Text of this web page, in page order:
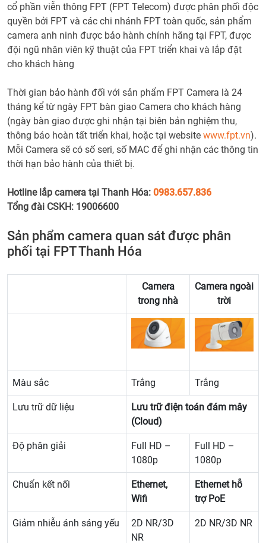
cổ phần viễn thông FPT (FPT Telecom) được phân phối độc
quyền bởi FPT và các chi nhánh FPT toàn quốc, sản phẩm
camera anh ninh được bảo hành chính hãng tại FPT, được
đội ngũ nhân viên kỹ thuật của FPT triển khai và lắp đặt
cho khách hàng
Thời gian bảo hành đối với sản phẩm FPT Camera là 24
tháng kể từ ngày FPT bàn giao Camera cho khách hàng
(ngày bàn giao được ghi nhận tại biên bản nghiệm thu,
thông báo hoàn tất triển khai, hoặc tại website www.fpt.vn).
Mỗi Camera sẽ có số seri, số MAC để ghi nhận các thông tin
thời hạn bảo hành của thiết bị.
Hotline lắp camera tại Thanh Hóa: 0983.657.836
Tổng đài CSKH: 19006600
Sản phẩm camera quan sát được phân
phối tại FPT Thanh Hóa
Camera
trong nhà
Camera ngoài
trời
Màu sắc Trắng Trắng
Lưu trữ dữ liệu
Lưu trữ điện toán đám mây
(Cloud)
Độ phân giải
Full HD –
1080p
Full HD –
1080p
Chuẩn kết nối
Ethernet,
Wifi
Ethernet hỗ
trợ PoE
Giảm nhiễu ánh sáng yếu
2D NR/3D
NR
2D NR/3D NR